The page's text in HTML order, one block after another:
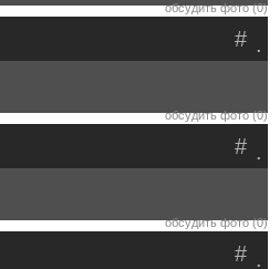
обсудить фото (0)
.
#
обсудить фото (0)
.
#
обсудить фото (0)
.
#